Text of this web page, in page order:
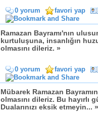
0 yorum favori yap
Ramazan Bayramı'nın
kurtuluşuna, insanlığın
olmasını dileriz. »
0 yorum favori yap
Mübarek Ramazan
olmasını dileriz. Bu hayırlı
Dualarınızı eksik etmeyin... »